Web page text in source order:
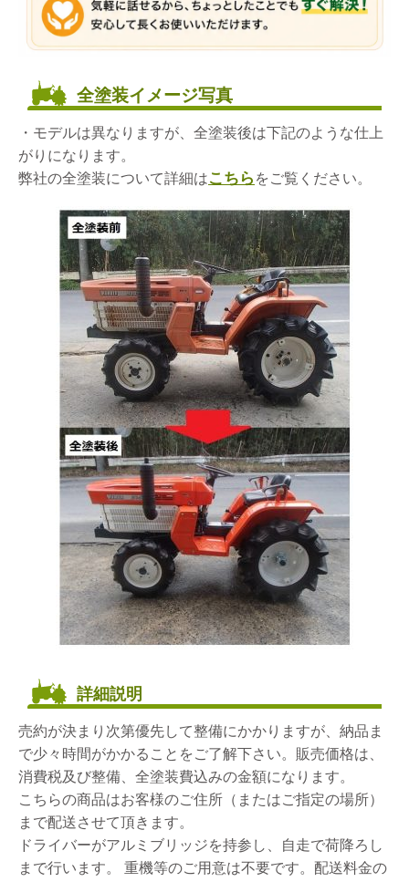
全塗装イメージ写真
・モデルは異なりますが、全塗装後は下記のような仕上
がりになります。
弊社の全塗装について詳細はこちら をご覧ください。
詳細説明
売約が決まり次第優先して整備にかかりますが、納品ま
で少々時間がかかることをご了解下さい。販売価格は、
消費税及び整備、全塗装費込みの金額になります。
こちらの商品はお客様のご住所（またはご指定の場所）
まで配送させて頂きます。
ドライバーがアルミブリッジを持参し、自走で荷降ろし
まで行います。 重機等のご用意は不要です。配送料金の